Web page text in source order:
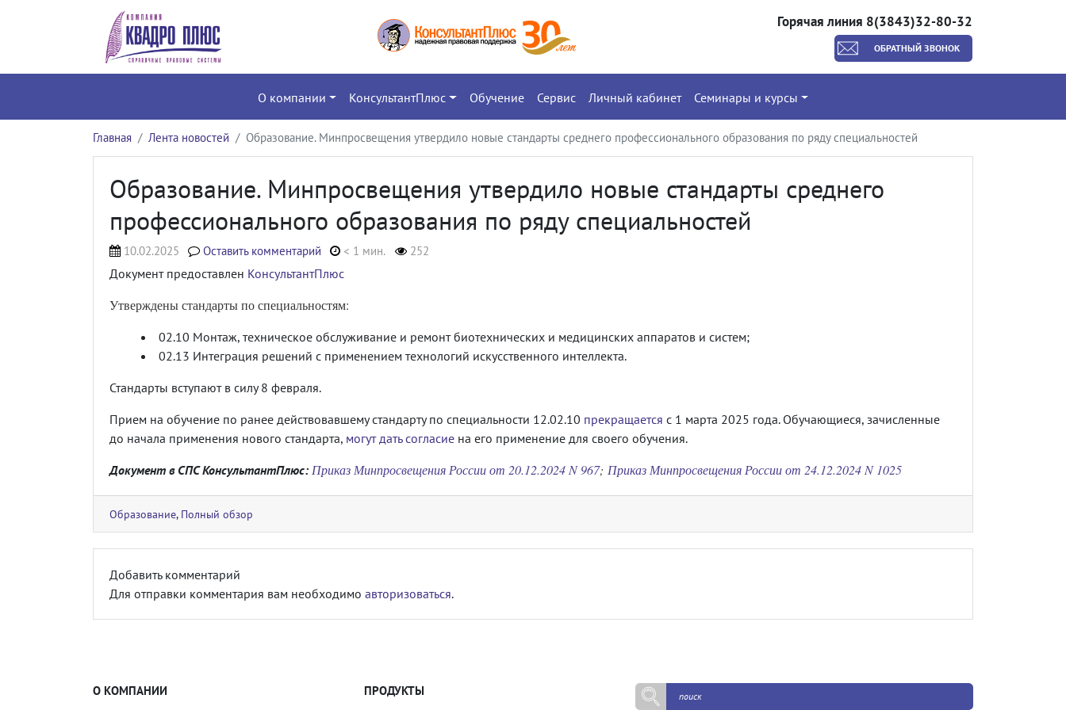
Горячая линия 8(3843)32-80-32
ОБРАТНЫЙ ЗВОНОК
О компании КонсультантПлюс Обучение Сервис Личный кабинет Семинары и курсы
Главная Лента новостей Образование. Минпросвещения утвердило новые стандарты среднего профессионального образования по ряду специальностей
Образование. Минпросвещения утвердило новые стандарты среднего
профессионального образования по ряду специальностей
10.02.2025 Оставить комментарий < 1 мин. 252
Документ предоставлен КонсультантПлюс
Утверждены стандарты по специальностям:
02.10 Монтаж, техническое обслуживание и ремонт биотехнических и медицинских аппаратов и систем;
02.13 Интеграция решений с применением технологий искусственного интеллекта.
Стандарты вступают в силу 8 февраля.
Прием на обучение по ранее действовавшему стандарту по специальности 12.02.10 прекращается с 1 марта 2025 года. Обучающиеся, зачисленные
до начала применения нового стандарта, могут дать согласие на его применение для своего обучения.
Документ в СПС КонсультантПлюс: Приказ Минпросвещения России от 20.12.2024 N 967; Приказ Минпросвещения России от 24.12.2024 N 1025
Образование, Полный обзор
Добавить комментарий
Для отправки комментария вам необходимо авторизоваться.
О КОМПАНИИ ПРОДУКТЫ